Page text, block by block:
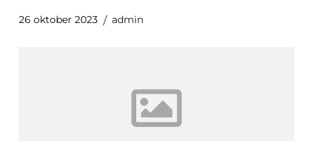
26 oktober 2023 admin